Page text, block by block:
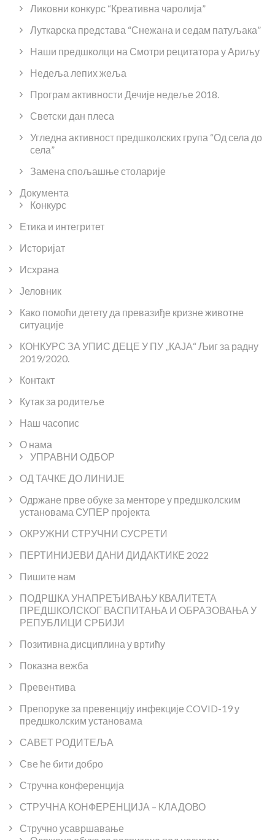
Ликовни конкурс “Креативна чаролија”
Луткарска представа “Снежана и седам патуљака”
Наши предшколци на Смотри рецитатора у Ариљу
Недеља лепих жеља
Програм активности Дечије недеље 2018.
Светски дан плеса
Угледна активност предшколских група “Од села до
села”
Замена спољашње столарије
Документа
Конкурс
Етика и интегритет
Историјат
Исхрана
Јеловник
Како помоћи детету да превазиђе кризне животне
ситуације
КОНКУРС ЗА УПИС ДЕЦЕ У ПУ „КАЈА“ Љиг за радну
2019/2020.
Контакт
Кутак за родитеље
Наш часопис
О нама
УПРАВНИ ОДБОР
ОД ТАЧКЕ ДО ЛИНИЈЕ
Одржане прве обуке за менторе у предшколским
установама СУПЕР пројекта
ОКРУЖНИ СТРУЧНИ СУСРЕТИ
ПЕРТИНИЈЕВИ ДАНИ ДИДАКТИКЕ 2022
Пишите нам
ПОДРШКА УНАПРЕЂИВАЊУ КВАЛИТЕТА
ПРЕДШКОЛСКОГ ВАСПИТАЊА И ОБРАЗОВАЊА У
РЕПУБЛИЦИ СРБИЈИ
Позитивна дисциплина у вртићу
Показна вежба
Превентива
Препоруке за превенцију инфекције COVID-19 у
предшколским установама
САВЕТ РОДИТЕЉА
Све ће бити добро
Стручна конференција
СТРУЧНА КОНФЕРЕНЦИЈА – КЛАДОВО
Стручно усавршавање